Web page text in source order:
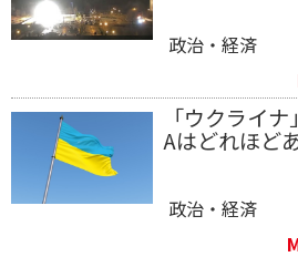
政治・経済
「ウクライ
Aはどれほど
政治・経済